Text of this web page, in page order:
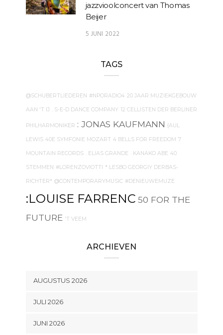
jazzvioolconcert van Thomas
Beijer
5 JUNI 2022
TAGS
@SCHUBERTLIEDEREN #NPORADIO4 20 JAAR MUZIEKGEBOUW
AAN 'T IJ . S-E-D DANCE COMPANY 12 CELLISTEN DER BERLINER
PHILHARMONIKER : JONAS KAUFMANN {AUL
LEWIS 40E SYMFONIE MOZART 4 BELLS FOR FREEDOM 7
MOUNTAIN RECORDS . ELIAS GRANDE . KANAKO ABE 40
STEMMEN #LORENZOVIOTTI * LESBO GEORGIY DERBAS-
RICHTER* @CONTEMPORARYMUSIC #DENIEUWEMUZE
:LOUISE FARRENC 50 FOR THE
FUTURE 'T VEEM
ARCHIEVEN
AUGUSTUS 2026
JULI 2026
JUNI 2026